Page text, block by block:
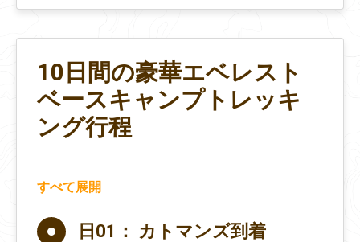
10日間の豪華エベレスト
ベースキャンプトレッキ
ング行程
すべて展開
日01： カトマンズ到着